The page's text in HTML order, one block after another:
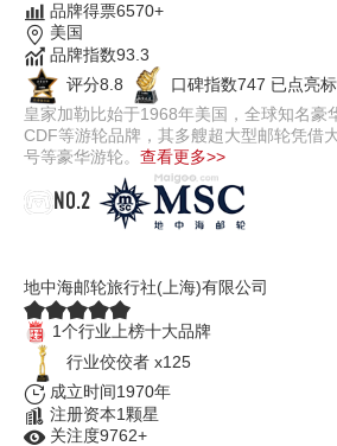
品牌得票6570+
美国
品牌指数93.3
评分8.8
口碑指数747 已点亮
皇家加勒比始于1968年美国，全球知名
CDF等游轮品牌，其多艘超大型邮轮凭借
号等豪华游轮。 查看更多>>
NO.2
地中海邮轮旅行社(上海)有限公司
1个行业上榜十大品牌
行业佼佼者 x125
成立时间1970年
注册资本1颗星
关注度9762+